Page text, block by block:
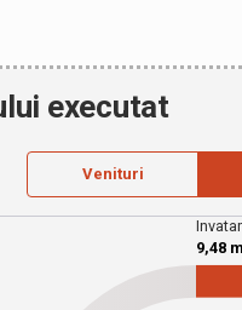
executat